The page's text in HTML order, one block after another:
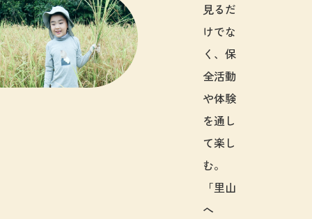
見るだ
けでな
く、保
全活動
や体験
を通し
て楽し
む。
「里山
へ